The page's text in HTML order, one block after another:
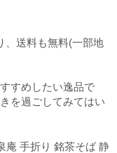
、送料も無料(一部地
すめしたい逸品で
を過ごしてみてはい
庵 手折り 銘茶そば 静